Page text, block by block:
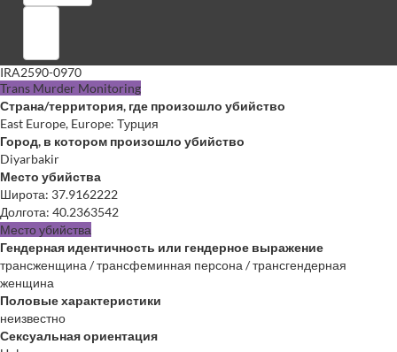
IRA2590-0970
Trans Murder Monitoring
Страна/территория, где произошло убийство
East Europe, Europe: Турция
Город, в котором произошло убийство
Diyarbakir
Место убийства
Широта: 37.9162222
Долгота: 40.2363542
Место убийства
Гендерная идентичность или гендерное выражение
трансженщина / трансфеминная персона / трансгендерная
женщина
Половые характеристики
неизвестно
Сексуальная ориентация